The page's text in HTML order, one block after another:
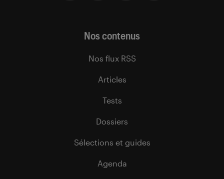
Nos contenus
Nos flux RSS
Articles
Tests
Dossiers
Sélections et guides
Agenda